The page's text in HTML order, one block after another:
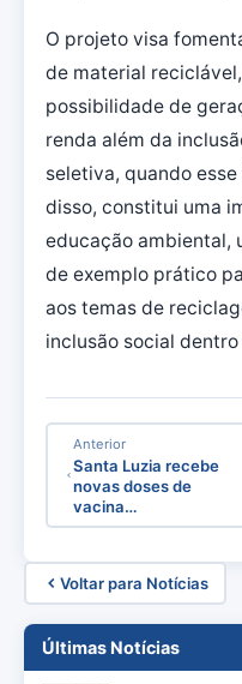
O projeto visa
de material
possibilidade de
renda além da
seletiva, quando
disso, constitui uma
educação ambiental,
de exemplo prático
aos temas de
inclusão social
Anterior
Santa Luzia recebe
novas doses de
vacina…
Voltar para Notícias
Últimas Notícias